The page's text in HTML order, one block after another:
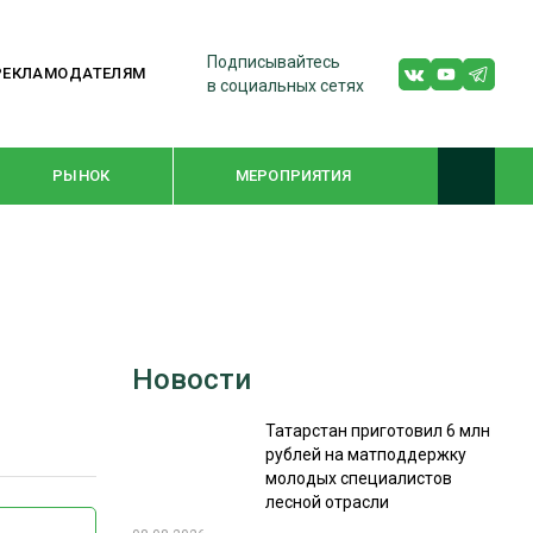
Подписывайтесь
в социальных сетях
РЫНОК МЕРОПРИЯТИЯ
WOODEX-2021
СУШКА ДРЕВЕСИНЫ
Новости
Татарстан приготовил 6 млн
рублей на матподдержку
молодых специалистов
лесной отрасли